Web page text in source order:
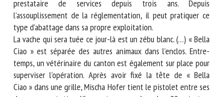
des abattages pour d’autres exploitations en tant que
prestataire de services depuis trois ans. Depuis
l’assouplissement de la réglementation, il peut pratiquer ce
type d’abattage dans sa propre exploitation.
La vache qui sera tuée ce jour-là est un zébu blanc. (…)
« Bella Ciao » est séparée des autres animaux dans l’enclos.
Entre-temps, un vétérinaire du canton est également sur
place pour superviser l’opération. Après avoir fixé la tête de